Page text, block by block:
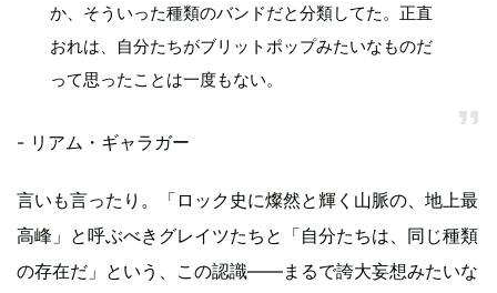
か、そういった種類のバンドだと分類してた。正直
おれは、自分たちがブリットポップみたいなものだ
って思ったことは一度もない。
- リアム・ギャラガー
言いも言ったり。「ロック史に燦然と輝く山脈の、地上最
高峰」と呼ぶべきグレイツたちと「自分たちは、同じ種類
の存在だ」という、この認識――まるで誇大妄想みたいな